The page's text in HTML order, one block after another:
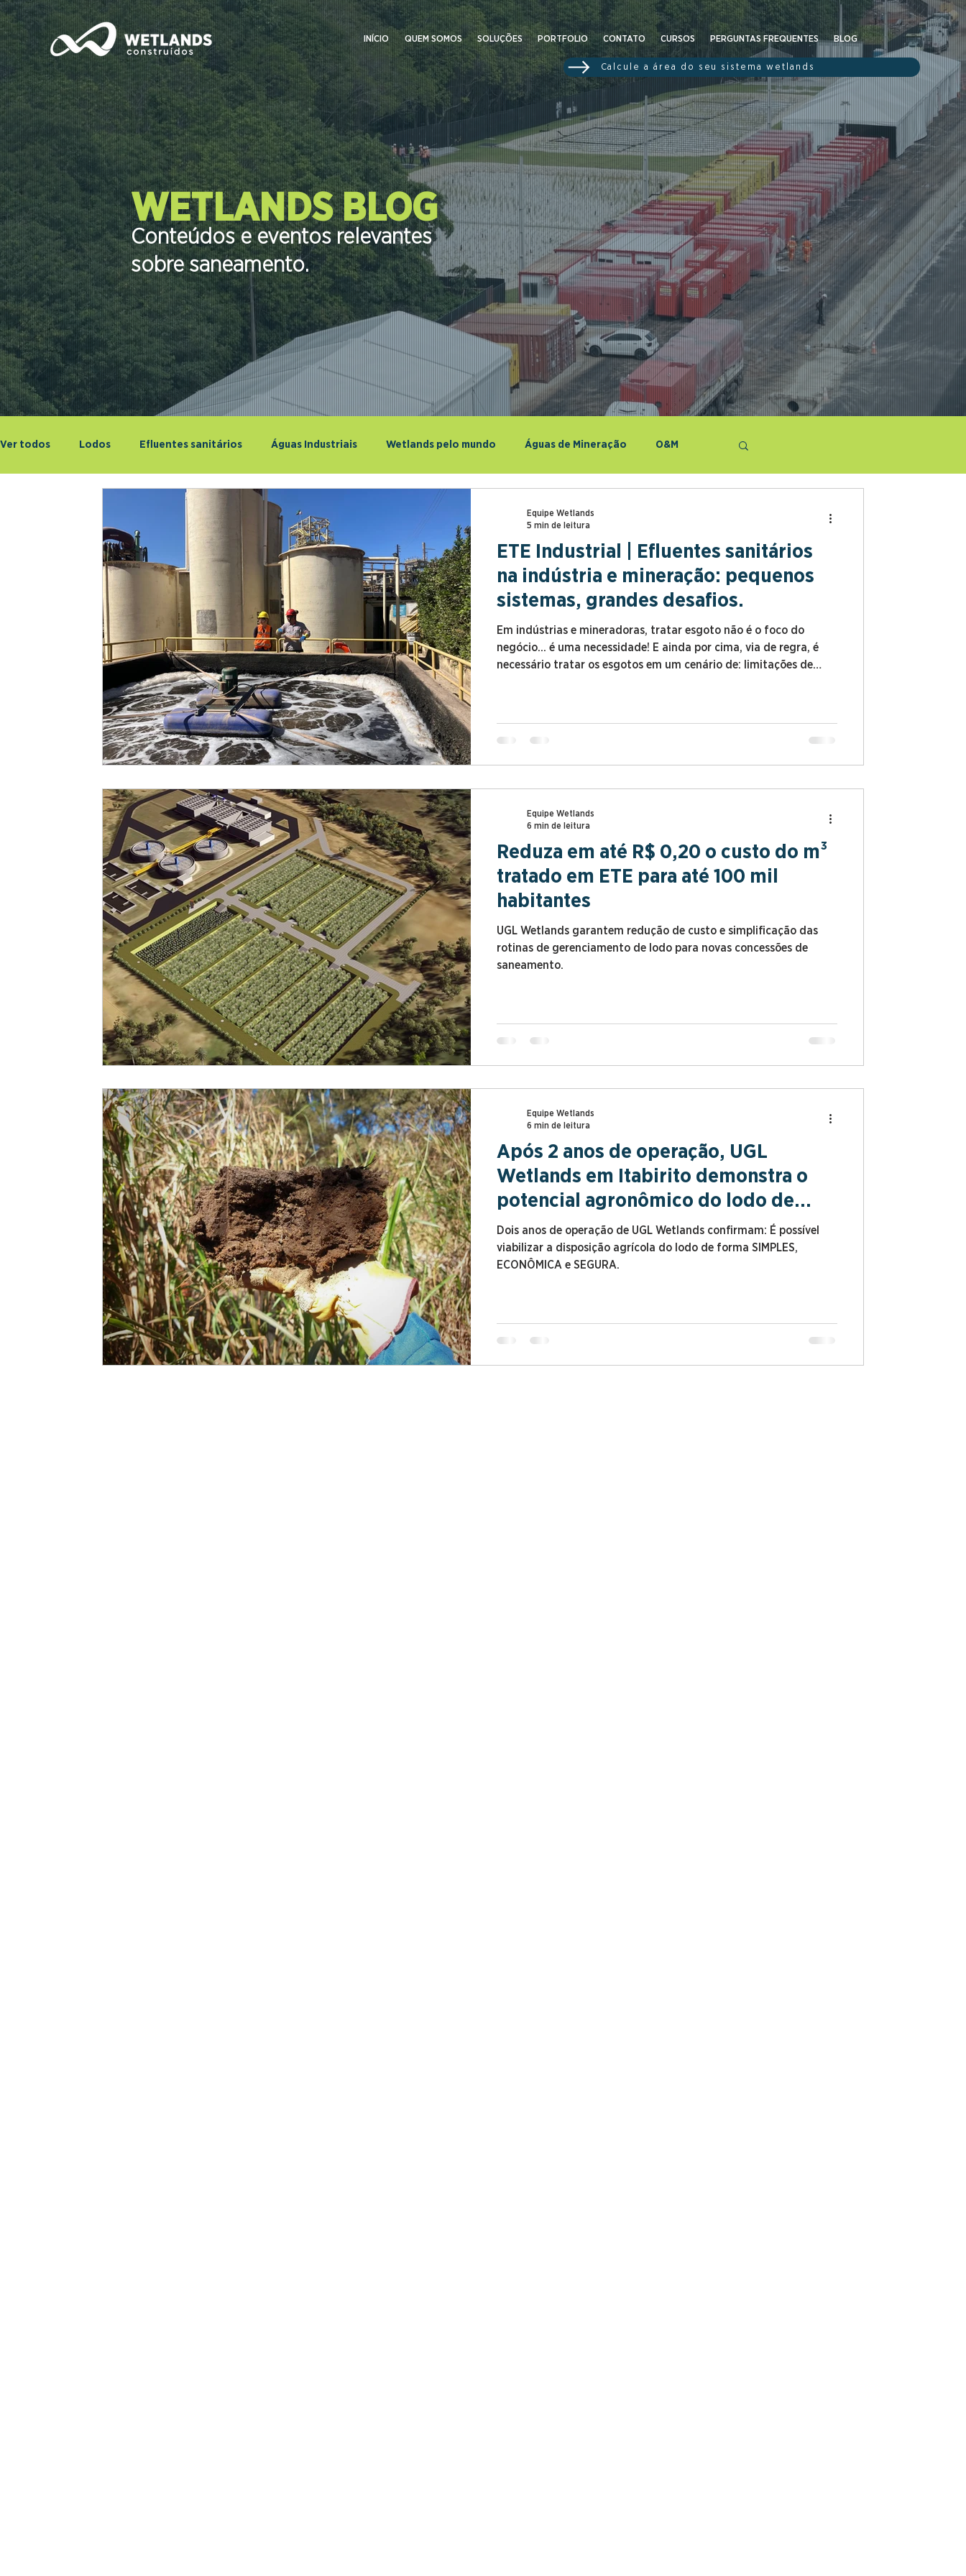
INÍCIO QUEM SOMOS SOLUÇÕES PORTFOLIO CONTATO CURSOS PERGUNTAS FREQUENTES BLOG
Calcule a área do seu sistema wetlands
WETLANDS BLOG
Conteúdos e eventos relevantes
sobre saneamento.
Ver todos Lodos Efluentes sanitários Águas Industriais Wetlands pelo mundo Águas de Mineração O&M
Cursos e Eventos
ETE Industrial | Efluentes sanitários
na indústria e mineração: pequenos
sistemas, grandes desafios.
Em indústrias e mineradoras, tratar esgoto não é o foco do
negócio... é uma necessidade! E ainda por cima, via de regra, é
necessário tratar os esgotos em um cenário de: limitações de
Equipe Wetlands
5 min de leitura
Reduza em até R$ 0,20 o custo do m³
tratado em ETE para até 100 mil
habitantes
UGL Wetlands garantem redução de custo e simplificação das
rotinas de gerenciamento de lodo para novas concessões de
saneamento.
Equipe Wetlands
6 min de leitura
Após 2 anos de operação, UGL
Wetlands em Itabirito demonstra o
potencial agronômico do lodo de
esgoto conforme CONAMA 498/20
Dois anos de operação de UGL Wetlands confirmam: É possível
viabilizar a disposição agrícola do lodo de forma SIMPLES,
ECONÔMICA e SEGURA.
Equipe Wetlands
6 min de leitura